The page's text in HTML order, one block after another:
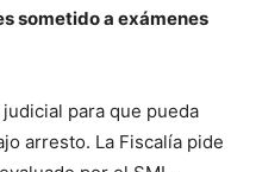
sometido a exámenes
para que pueda
arresto. La Fiscalía pide